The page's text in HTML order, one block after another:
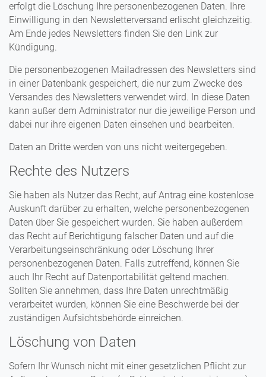
erfolgt die Löschung Ihre personenbezogenen Daten. Ihre
Einwilligung in den Newsletterversand erlischt gleichzeitig.
Am Ende jedes Newsletters finden Sie den Link zur
Kündigung.
Die personenbezogenen Mailadressen des Newsletters sind
in einer Datenbank gespeichert, die nur zum Zwecke des
Versandes des Newsletters verwendet wird. In diese Daten
kann außer dem Administrator nur die jeweilige Person und
dabei nur ihre eigenen Daten einsehen und bearbeiten.
Daten an Dritte werden von uns nicht weitergegeben.
Rechte des Nutzers
Sie haben als Nutzer das Recht, auf Antrag eine kostenlose
Auskunft darüber zu erhalten, welche personenbezogenen
Daten über Sie gespeichert wurden. Sie haben außerdem
das Recht auf Berichtigung falscher Daten und auf die
Verarbeitungseinschränkung oder Löschung Ihrer
personenbezogenen Daten. Falls zutreffend, können Sie
auch Ihr Recht auf Datenportabilität geltend machen.
Sollten Sie annehmen, dass Ihre Daten unrechtmäßig
verarbeitet wurden, können Sie eine Beschwerde bei der
zuständigen Aufsichtsbehörde einreichen.
Löschung von Daten
Sofern Ihr Wunsch nicht mit einer gesetzlichen Pflicht zur